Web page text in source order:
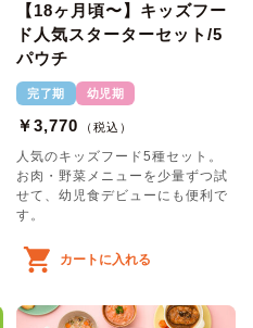
【18ヶ月頃〜】キッズフー
ド人気スターターセット/5
パウチ
完了期 幼児期
￥3,770 （税込）
人気のキッズフード5種セット。
お肉・野菜メニューを少量ずつ試
せて、幼児食デビューにも便利で
す。
カートに入れる